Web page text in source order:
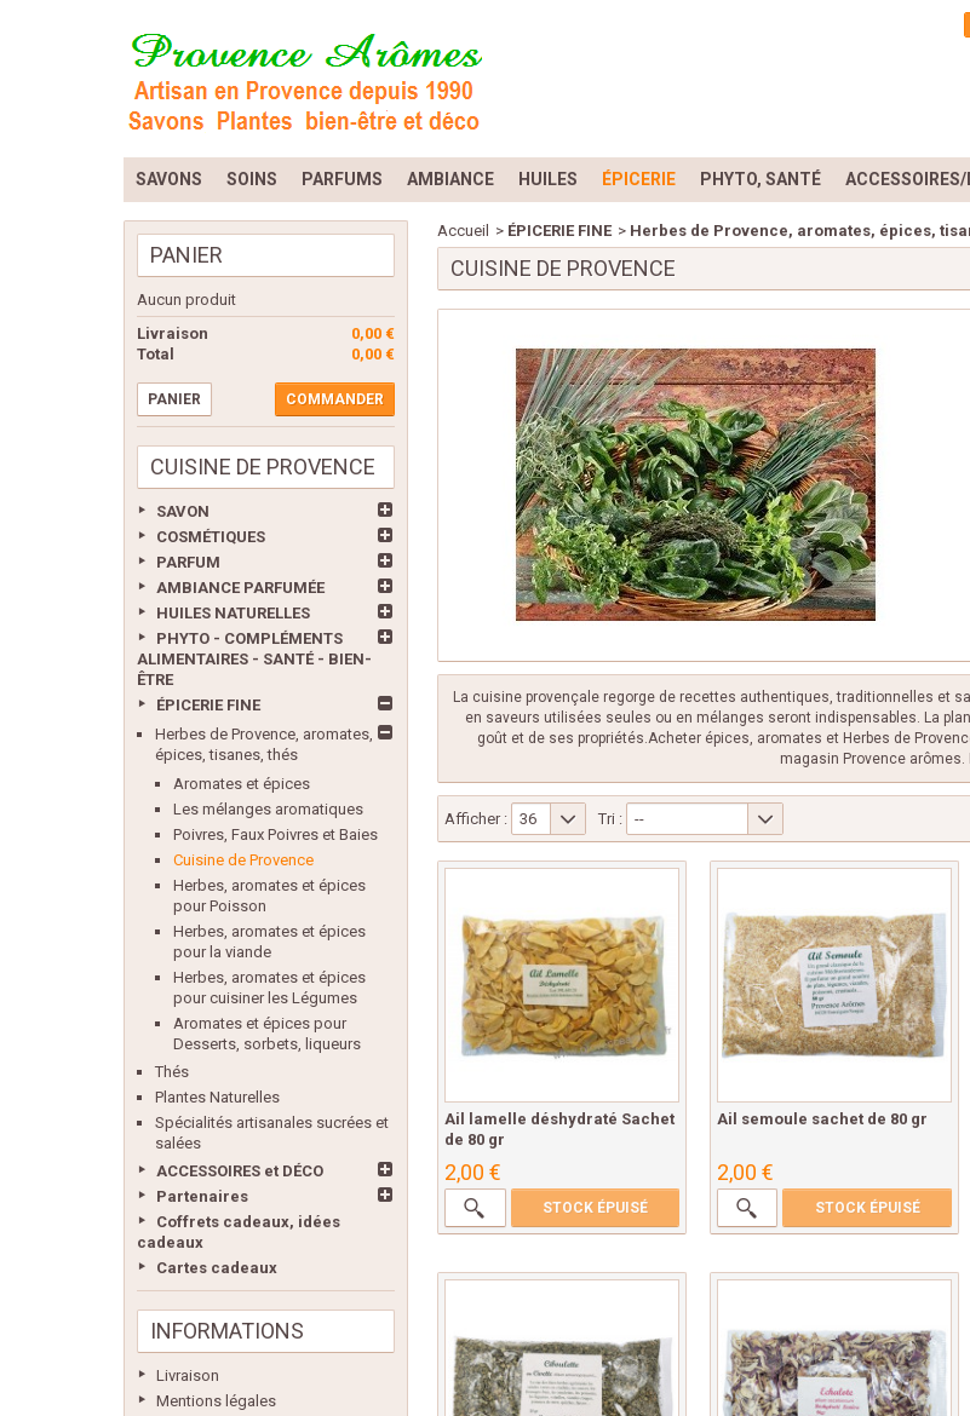
SAVONS SOINS PARFUMS AMBIANCE HUILES ÉPICERIE PHYTO, SANTÉ ACCESSOIRES/
PANIER
Aucun produit
0,00 €
Livraison
0,00 €
Total
PANIER COMMANDER
CUISINE DE PROVENCE
SAVON
COSMÉTIQUES
PARFUM
AMBIANCE PARFUMÉE
HUILES NATURELLES
PHYTO - COMPLÉMENTS
ALIMENTAIRES - SANTÉ - BIEN-
ÊTRE
ÉPICERIE FINE
Herbes de Provence, aromates,
épices, tisanes, thés
Aromates et épices
Les mélanges aromatiques
Poivres, Faux Poivres et Baies
Cuisine de Provence
Herbes, aromates et épices
pour Poisson
Herbes, aromates et épices
pour la viande
Herbes, aromates et épices
pour cuisiner les Légumes
Aromates et épices pour
Desserts, sorbets, liqueurs
Thés
Plantes Naturelles
Spécialités artisanales sucrées et
salées
ACCESSOIRES et DÉCO
Partenaires
Coffrets cadeaux, idées
cadeaux
Cartes cadeaux
INFORMATIONS
Livraison
Mentions légales
Accueil > ÉPICERIE FINE > Herbes de Provence, aromates, épices,
CUISINE DE PROVENCE
La cuisine provençale regorge de recettes authentiques, traditionnelles et
en saveurs utilisées seules ou en mélanges seront indispensables. La
goût et de ses propriétés.Acheter épices, aromates et Herbes de
magasin Provence
Afficher : 36 Tri : --
Ail lamelle déshydraté Sachet
de 80 gr
2,00 €
STOCK ÉPUISÉ
Ail semoule sachet de 80 gr
2,00 €
STOCK ÉPUISÉ